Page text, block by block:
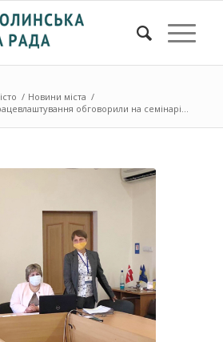
/ Новини міста /
обговорили на семінарі...